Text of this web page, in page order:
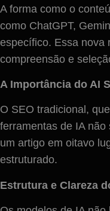
A forma como o
como ChatGPT,
específico. Essa nova
compreensão e
A Importância do AI
O SEO tradicional,
ferramentas de IA
um artigo em oitavo
estruturado.
Estrutura e Clareza